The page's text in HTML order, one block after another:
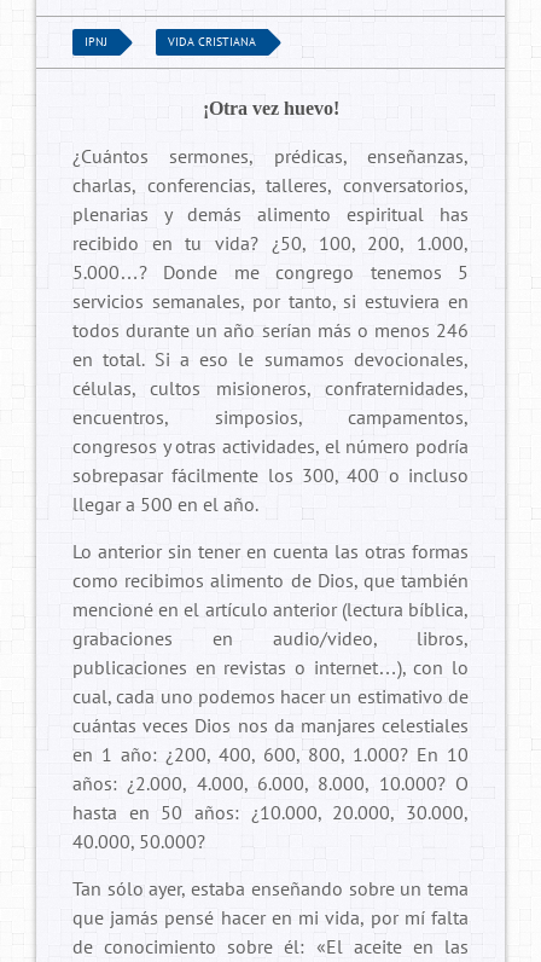
IPNJ VIDA CRISTIANA
¡Otra vez huevo!
¿Cuántos sermones, prédicas, enseñanzas,
charlas, conferencias, talleres, conversatorios,
plenarias y demás alimento espiritual has
recibido en tu vida? ¿50, 100, 200, 1.000,
5.000…? Donde me congrego tenemos 5
servicios semanales, por tanto, si estuviera en
todos durante un año serían más o menos 246
en total. Si a eso le sumamos devocionales,
células, cultos misioneros, confraternidades,
encuentros, simposios, campamentos,
congresos y otras actividades, el número podría
sobrepasar fácilmente los 300, 400 o incluso
llegar a 500 en el año.
Lo anterior sin tener en cuenta las otras formas
como recibimos alimento de Dios, que también
mencioné en el artículo anterior (lectura bíblica,
grabaciones en audio/video, libros,
publicaciones en revistas o internet…), con lo
cual, cada uno podemos hacer un estimativo de
cuántas veces Dios nos da manjares celestiales
en 1 año: ¿200, 400, 600, 800, 1.000? En 10
años: ¿2.000, 4.000, 6.000, 8.000, 10.000? O
hasta en 50 años: ¿10.000, 20.000, 30.000,
40.000, 50.000?
Tan sólo ayer, estaba enseñando sobre un tema
que jamás pensé hacer en mi vida, por mí falta
de conocimiento sobre él: «El aceite en las